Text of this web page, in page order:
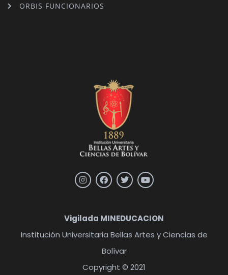
ORBIS FUNCIONARIOS
Vigilada MINEDUCACION
Institución Universitaria Bellas Artes y Ciencias de
Bolívar
Copyright © 2021